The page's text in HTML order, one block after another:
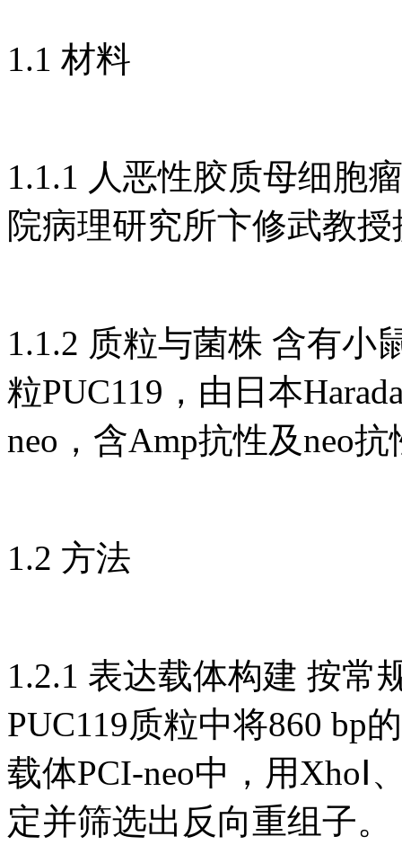
1.1 材料
1.1.1 人恶性胶质母细胞
院病理研究所卞修武教
1.1.2 质粒与菌株 含有小
粒PUC119，由日本
neo，含Amp抗性及neo
1.2 方法
1.2.1 表达载体构建 按常
PUC119质粒中将860 bp
载体PCI-neo中，用XhoⅠ
定并筛选出反向重组子。